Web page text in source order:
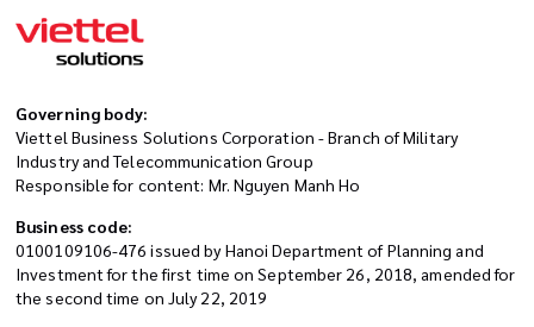
Governing body:
Viettel Business Solutions Corporation - Branch of Military
Industry and Telecommunication Group
Responsible for content: Mr. Nguyen Manh Ho
Business code:
0100109106-476 issued by Hanoi Department of Planning and
Investment for the first time on September 26, 2018, amended for
the second time on July 22, 2019